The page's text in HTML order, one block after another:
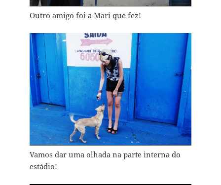
Outro amigo foi a Mari que fez!
Vamos dar uma olhada na parte interna do
estádio!